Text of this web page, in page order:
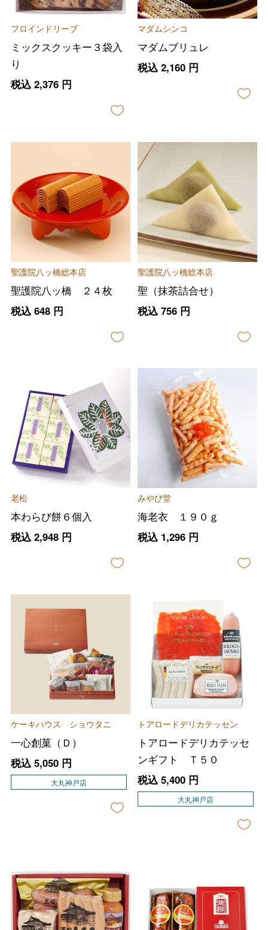
フロインドリーブ
ミックスクッキー３袋入
り
税込 2,376円
マダムシンコ
マダムブリュレ
税込 2,160円
聖護院八ッ橋総本店
聖護院八ッ橋 ２４枚
税込 648円
聖護院八ッ橋総本店
聖（抹茶詰合せ）
税込 756円
老松
本わらび餅６個入
税込 2,948円
みやび堂
海老衣 １９０ｇ
税込 1,296円
ケーキハウス ショウタニ
一心創菓（Ｄ）
税込 5,050円
大丸神戸店
トアロードデリカテッセン
トアロードデリカテッセ
ンギフト Ｔ５０
税込 5,400円
大丸神戸店